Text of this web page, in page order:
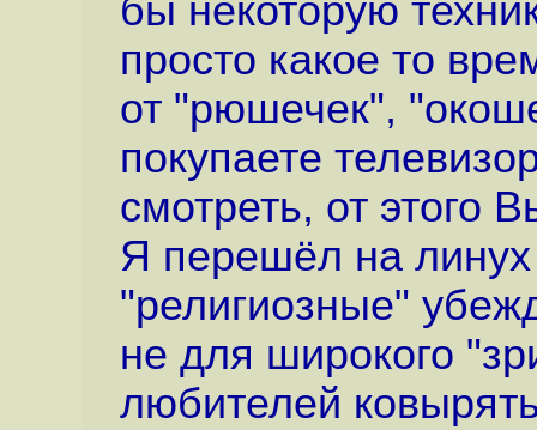
бы некоторую
просто какое то
от "рюшечек",
покупаете
смотреть, от этого
Я перешёл на
"религиозные"
не для широкого
любителей